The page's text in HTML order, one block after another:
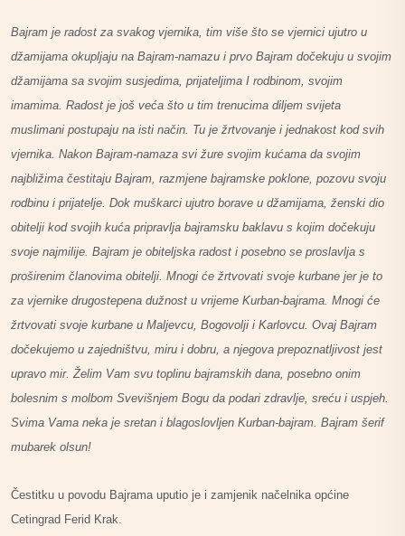
Bajram je radost za svakog vjernika, tim više što se vjernici ujutro u
džamijama okupljaju na Bajram-namazu i prvo Bajram dočekuju u svojim
džamijama sa svojim susjedima, prijateljima I rodbinom, svojim
imamima. Radost je još veća što u tim trenucima diljem svijeta
muslimani postupaju na isti način. Tu je žrtvovanje i jednakost kod svih
vjernika. Nakon Bajram-namaza svi žure svojim kućama da svojim
najbližima čestitaju Bajram, razmjene bajramske poklone, pozovu svoju
rodbinu i prijatelje. Dok muškarci ujutro borave u džamijama, ženski dio
obitelji kod svojih kuća pripravlja bajramsku baklavu s kojim dočekuju
svoje najmilije. Bajram je obiteljska radost i posebno se proslavlja s
proširenim članovima obitelji. Mnogi će žrtvovati svoje kurbane jer je to
za vjernike drugostepena dužnost u vrijeme Kurban-bajrama. Mnogi će
žrtvovati svoje kurbane u Maljevcu, Bogovolji i Karlovcu. Ovaj Bajram
dočekujemo u zajedništvu, miru i dobru, a njegova prepoznatljivost jest
upravo mir. Želim Vam svu toplinu bajramskih dana, posebno onim
bolesnim s molbom Svevišnjem Bogu da podari zdravlje, sreću i uspjeh.
Svima Vama neka je sretan i blagoslovljen Kurban-bajram. Bajram šerif
mubarek olsun!
Čestitku u povodu Bajrama uputio je i zamjenik načelnika općine
Cetingrad Ferid Krak.